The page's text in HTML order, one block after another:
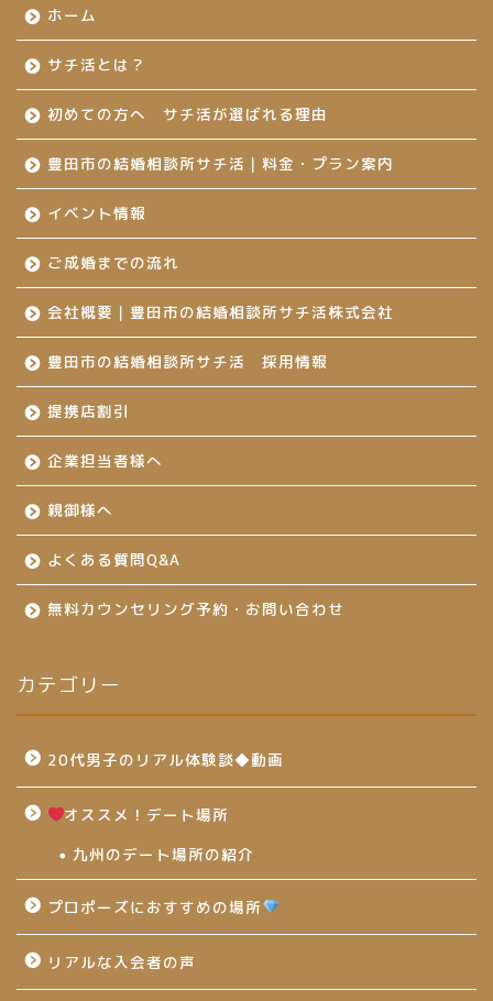
ホーム
サチ活とは？
初めての方へ サチ活が選ばれる理由
豊田市の結婚相談所サチ活｜料金・プラン案内
イベント情報
ご成婚までの流れ
会社概要｜豊田市の結婚相談所サチ活株式会社
豊田市の結婚相談所サチ活 採用情報
提携店割引
企業担当者様へ
親御様へ
よくある質問Q&A
無料カウンセリング予約・お問い合わせ
カテゴリー
20代男子のリアル体験談◆動画
オススメ！デート場所
九州のデート場所の紹介
プロポーズにおすすめの場所
リアルな入会者の声